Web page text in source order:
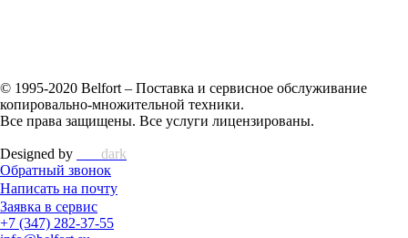
© 1995-2020 Belfort – Поставка и сервисное обслуживание
копировально-множительной техники.
Все права защищены. Все услуги лицензированы.
Designed by
dark
Обратный звонок
Написать на почту
Заявка в сервис
+7 (347) 282-37-55